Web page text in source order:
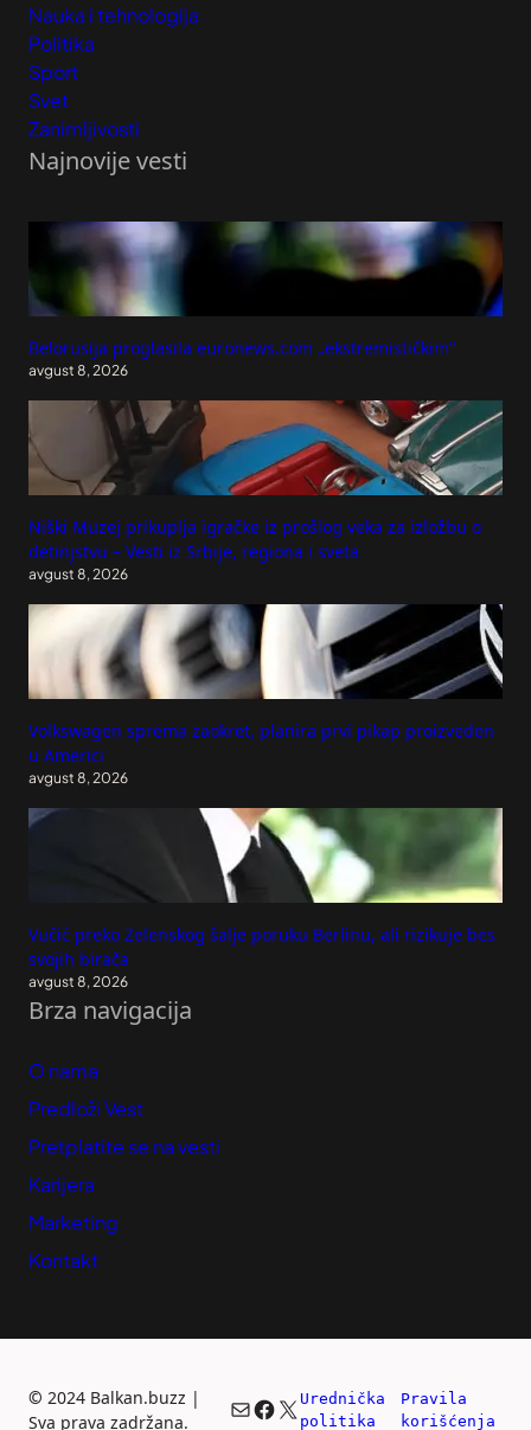
Nauka i tehnologija
Politika
Sport
Svet
Zanimljivosti
Najnovije vesti
Belorusija proglasila euronews.com „ekstremističkim“
avgust 8, 2026
Niški Muzej prikuplja igračke iz prošlog veka za izložbu o
detinjstvu – Vesti iz Srbije, regiona i sveta
avgust 8, 2026
Volkswagen sprema zaokret, planira prvi pikap proizveden
u Americi
avgust 8, 2026
Vučić preko Zelenskog šalje poruku Berlinu, ali rizikuje bes
svojih birača
avgust 8, 2026
Brza navigacija
O nama
Predloži Vest
Pretplatite se na vesti
Karijera
Marketing
Kontakt
© 2024 Balkan.buzz |
Sva prava zadržana.
Mail
Facebook
X Urednička
politika
Pravila
korišćenja